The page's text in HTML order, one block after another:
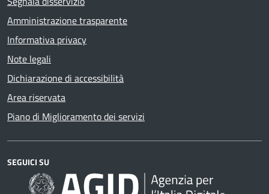
Amministrazione trasparente
Informativa privacy
Note legali
Dichiarazione di accessibilità
Area riservata
Piano di Miglioramento dei servizi
SEGUICI SU